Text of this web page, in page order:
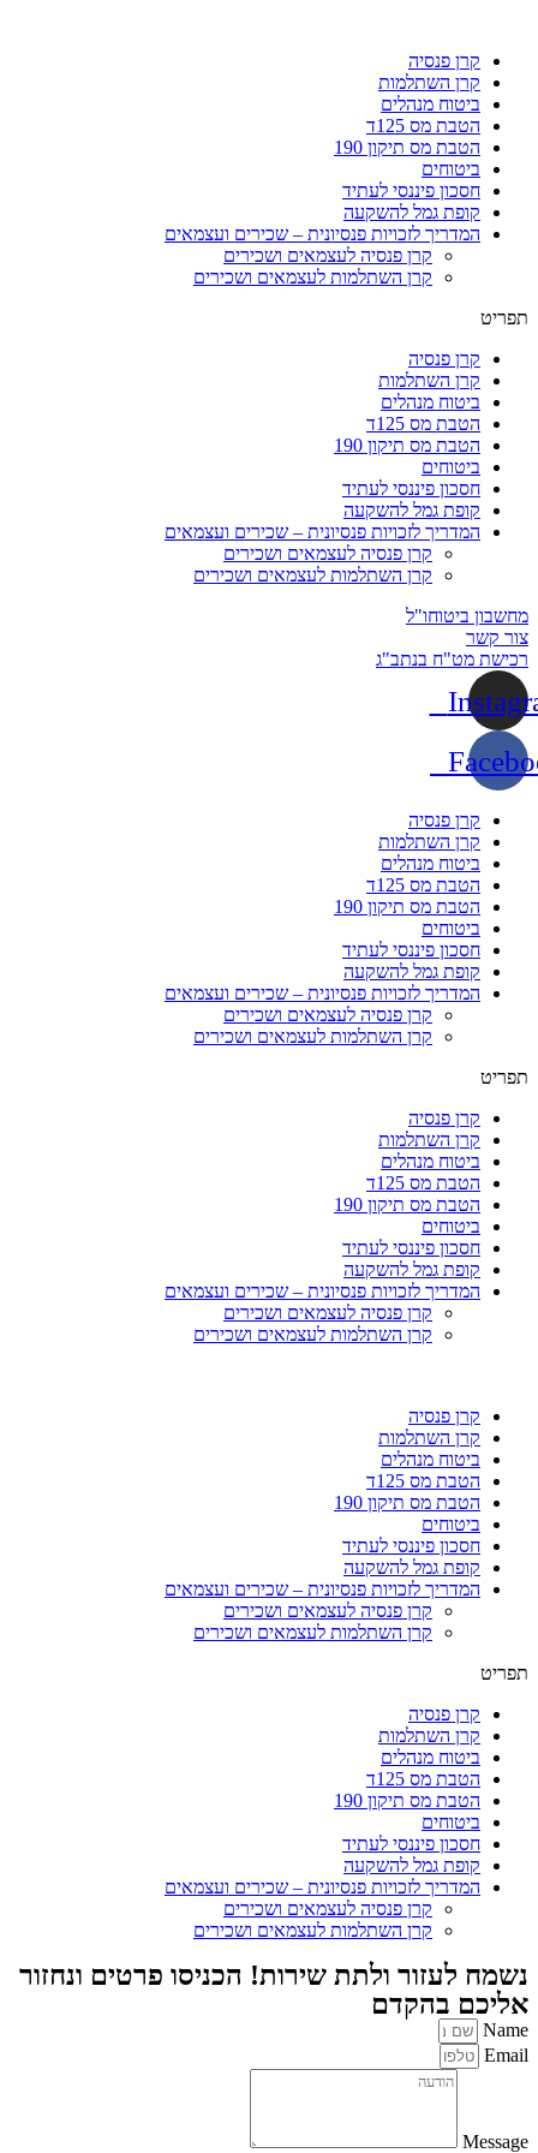
קרן פנסיה
קרן השתלמות
ביטוח מנהלים
הטבת מס 125ד
הטבת מס תיקון 190
ביטוחים
חסכון פיננסי לעתיד
קופת גמל להשקעה
המדריך לזכויות פנסיונית – שכירים ועצמאים
קרן פנסיה לעצמאים ושכירים
קרן השתלמות לעצמאים ושכירים
תפריט
קרן פנסיה
קרן השתלמות
ביטוח מנהלים
הטבת מס 125ד
הטבת מס תיקון 190
ביטוחים
חסכון פיננסי לעתיד
קופת גמל להשקעה
המדריך לזכויות פנסיונית – שכירים ועצמאים
קרן פנסיה לעצמאים ושכירים
קרן השתלמות לעצמאים ושכירים
מחשבון ביטוחו"ל
צור קשר
רכישת מט"ח בנתב"ג
קרן פנסיה
קרן השתלמות
ביטוח מנהלים
הטבת מס 125ד
הטבת מס תיקון 190
ביטוחים
חסכון פיננסי לעתיד
קופת גמל להשקעה
המדריך לזכויות פנסיונית – שכירים ועצמאים
קרן פנסיה לעצמאים ושכירים
קרן השתלמות לעצמאים ושכירים
תפריט
קרן פנסיה
קרן השתלמות
ביטוח מנהלים
הטבת מס 125ד
הטבת מס תיקון 190
ביטוחים
חסכון פיננסי לעתיד
קופת גמל להשקעה
המדריך לזכויות פנסיונית – שכירים ועצמאים
קרן פנסיה לעצמאים ושכירים
קרן השתלמות לעצמאים ושכירים
קרן פנסיה
קרן השתלמות
ביטוח מנהלים
הטבת מס 125ד
הטבת מס תיקון 190
ביטוחים
חסכון פיננסי לעתיד
קופת גמל להשקעה
המדריך לזכויות פנסיונית – שכירים ועצמאים
קרן פנסיה לעצמאים ושכירים
קרן השתלמות לעצמאים ושכירים
תפריט
קרן פנסיה
קרן השתלמות
ביטוח מנהלים
הטבת מס 125ד
הטבת מס תיקון 190
ביטוחים
חסכון פיננסי לעתיד
קופת גמל להשקעה
המדריך לזכויות פנסיונית – שכירים ועצמאים
קרן פנסיה לעצמאים ושכירים
קרן השתלמות לעצמאים ושכירים
נשמח לעזור ולתת שירות! הכניסו פרטים ונחזור
אליכם בהקדם
Name
Email
Message